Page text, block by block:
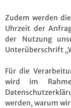
Zudem werden
Uhrzeit der
der Nutzung
Unterüberschrift
Für die
wird im
werden, warum